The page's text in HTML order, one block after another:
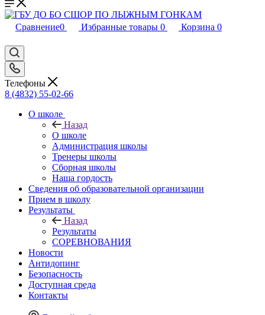
Сравнение0 Избранные товары 0 Корзина 0
Телефоны
8 (4832) 55-02-66
О школе
Назад
О школе
Администрация школы
Тренеры школы
Сборная школы
Наша гордость
Сведения об образовательной организации
Прием в школу
Результаты
Назад
Результаты
СОРЕВНОВАНИЯ
Новости
Антидопинг
Безопасность
Доступная среда
Контакты